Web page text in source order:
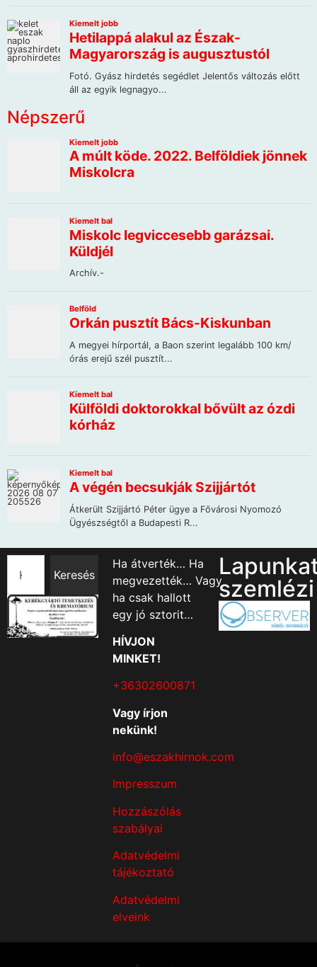
Népszerű
Keresés
Ha átverték… Ha
megvezették… Vagy
ha csak hallott
egy jó sztorit…
HÍVJON
MINKET!
+36302600871
Vagy írjon
nekünk!
info@eszakhirnok.com
Impresszum
Hozzászólás
szabályai
Adatvédelmi
tájékoztató
Adatvédelmi
elveink
szemlézi